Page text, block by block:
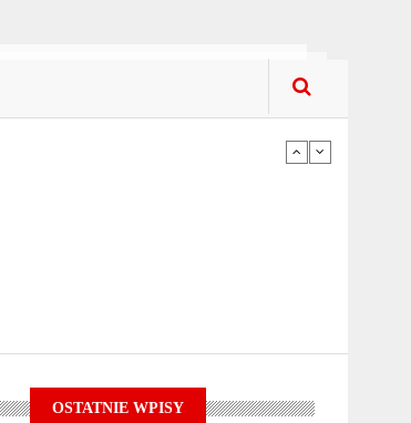
jej potencjał?
OSTATNIE WPISY